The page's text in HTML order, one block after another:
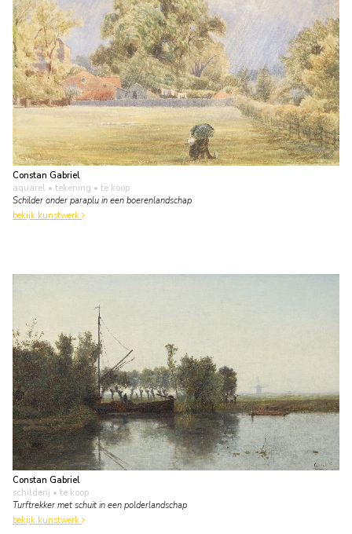
Constan Gabriel
aquarel • tekening • te koop
Schilder onder paraplu in een boerenlandschap
bekijk kunstwerk
Constan Gabriel
schilderij • te koop
Turftrekker met schuit in een polderlandschap
bekijk kunstwerk